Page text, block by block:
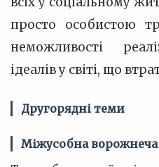
просто особистою
неможливості
ідеалів у світі, що
Другорядні теми
Міжусобна ворожнеча